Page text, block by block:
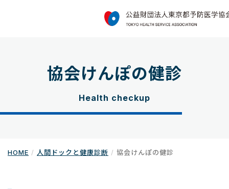
協会けんぽの健診
Health checkup
HOME 人間ドックと健康診断 協会けんぽの健診